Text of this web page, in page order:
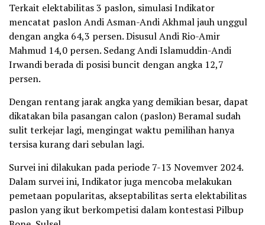
Terkait elektabilitas 3 paslon, simulasi Indikator
mencatat paslon Andi Asman-Andi Akhmal jauh unggul
dengan angka 64,3 persen. Disusul Andi Rio-Amir
Mahmud 14,0 persen. Sedang Andi Islamuddin-Andi
Irwandi berada di posisi buncit dengan angka 12,7
persen.
Dengan rentang jarak angka yang demikian besar, dapat
dikatakan bila pasangan calon (paslon) Beramal sudah
sulit terkejar lagi, mengingat waktu pemilihan hanya
tersisa kurang dari sebulan lagi.
Survei ini dilakukan pada periode 7-13 Novemver 2024.
Dalam survei ini, Indikator juga mencoba melakukan
pemetaan popularitas, akseptabilitas serta elektabilitas
paslon yang ikut berkompetisi dalam kontestasi Pilbup